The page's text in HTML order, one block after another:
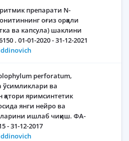
препарати N-
оғиз орқали
ва капсула) шаклини
. 01-01-2020 - 31-12-2021
perforatum,
ўсимликлари ва
яримсинтетик
янги нейро ва
ишлаб чиқиш. ФА-
- 31-12-2017